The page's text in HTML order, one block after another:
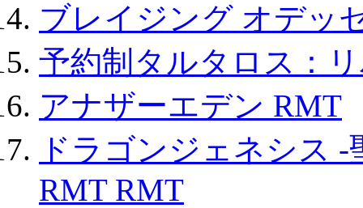
ブレイジング オデッ
予約制タルタロス：
アナザーエデン RMT
ドラゴンジェネシス
RMT RMT